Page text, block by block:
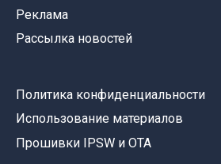
Реклама
Рассылка новостей
Политика конфиденциальности
Использование материалов
Прошивки IPSW и OTA